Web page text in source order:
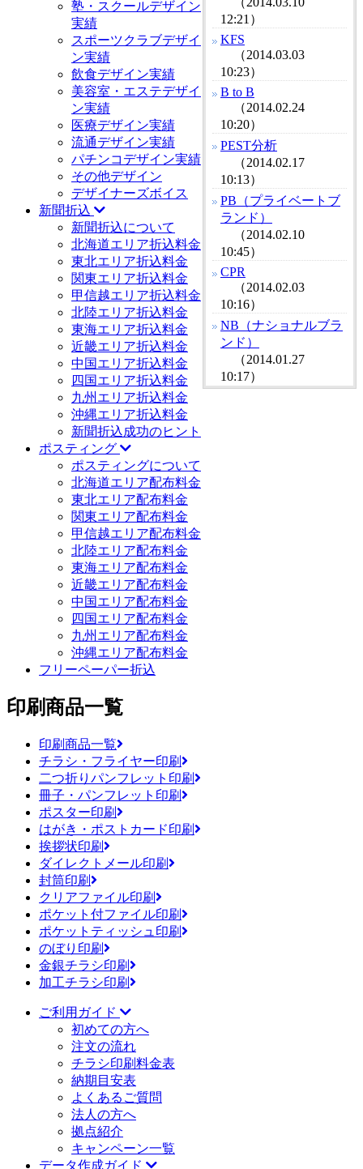
12:21）
KFS
（2014.03.03
10:23）
B to B
（2014.02.24
10:20）
PEST分析
（2014.02.17
10:13）
PB（プライベートブ
ランド）
（2014.02.10
10:45）
CPR
（2014.02.03
10:16）
NB（ナショナルブラ
ンド）
（2014.01.27
10:17）
塾・スクールデザイン
実績
スポーツクラブデザイ
ン実績
飲食デザイン実績
美容室・エステデザイ
ン実績
医療デザイン実績
流通デザイン実績
パチンコデザイン実績
その他デザイン
デザイナーズボイス
新聞折込
新聞折込について
北海道エリア折込料金
東北エリア折込料金
関東エリア折込料金
甲信越エリア折込料金
北陸エリア折込料金
東海エリア折込料金
近畿エリア折込料金
中国エリア折込料金
四国エリア折込料金
九州エリア折込料金
沖縄エリア折込料金
新聞折込成功のヒント
ポスティング
ポスティングについて
北海道エリア配布料金
東北エリア配布料金
関東エリア配布料金
甲信越エリア配布料金
北陸エリア配布料金
東海エリア配布料金
近畿エリア配布料金
中国エリア配布料金
四国エリア配布料金
九州エリア配布料金
沖縄エリア配布料金
フリーペーパー折込
印刷商品一覧
印刷商品一覧
チラシ・フライヤー印刷
二つ折りパンフレット印刷
冊子・パンフレット印刷
ポスター印刷
はがき・ポストカード印刷
挨拶状印刷
ダイレクトメール印刷
封筒印刷
クリアファイル印刷
ポケット付ファイル印刷
ポケットティッシュ印刷
のぼり印刷
金銀チラシ印刷
加工チラシ印刷
ご利用ガイド
初めての方へ
注文の流れ
チラシ印刷料金表
納期目安表
よくあるご質問
法人の方へ
拠点紹介
キャンペーン一覧
データ作成ガイド